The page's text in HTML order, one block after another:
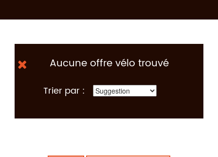
Aucune offre vélo trouvé
Trier par :